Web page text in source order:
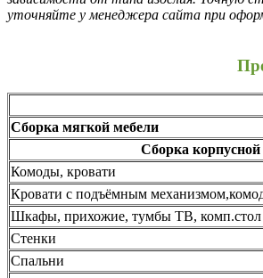
уточняйте у менеджера сайта при
Сборка мягкой мебели
Сборка корпусной
Комоды, кровати
Кровати с подъёмным
Шкафы, прихожие, тумбы ТВ, комп.стол
Стенки
Спальни